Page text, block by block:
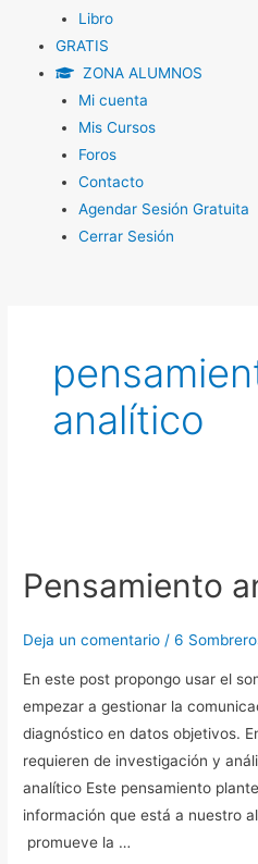
Libro
GRATIS
ZONA ALUMNOS
Mi cuenta
Mis Cursos
Foros
Contacto
Agendar Sesión Gratuita
Cerrar Sesión
analítico
Pensamiento
Deja un comentario /6
En este post propongo usar el
empezar a gestionar la
diagnóstico en datos objetivos.
requieren de investigación y
analítico Este pensamiento
información que está a nuestro
promueve la …